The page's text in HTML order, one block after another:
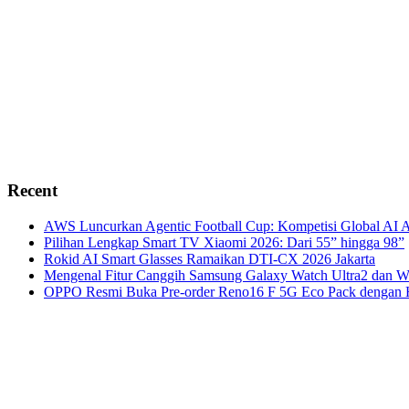
Recent
AWS Luncurkan Agentic Football Cup: Kompetisi Global AI
Pilihan Lengkap Smart TV Xiaomi 2026: Dari 55” hingga 98”
Rokid AI Smart Glasses Ramaikan DTI-CX 2026 Jakarta
Mengenal Fitur Canggih Samsung Galaxy Watch Ultra2 dan
OPPO Resmi Buka Pre-order Reno16 F 5G Eco Pack dengan